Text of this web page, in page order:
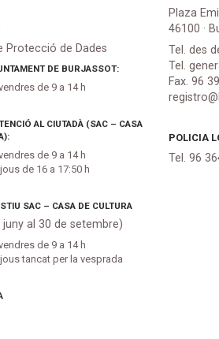
Protecció de Dades
DE BURJASSOT:
de 9 a 14 h
AL CIUTADÀ (SAC – CASA
de 9 a 14 h
de 16 a 17:50 h
SAC – CASA DE CULTURA
juny al 30 de setembre)
de 9 a 14 h
tancat per la vesprada
Plaza
46100 ·
Tel. des
Tel.
Fax. 96
POLICIA
Tel. 96